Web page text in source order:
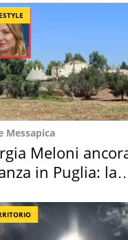
Messapica
Meloni
in Puglia: la